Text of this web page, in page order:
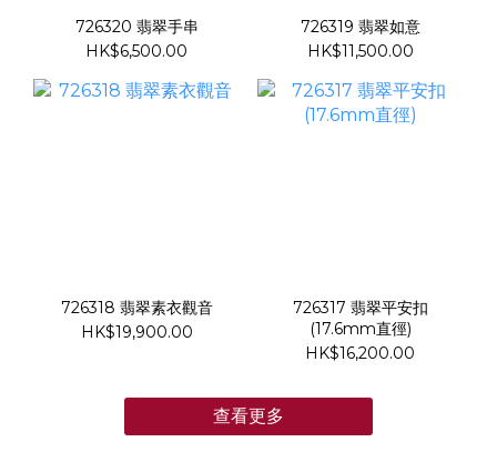
726320 翡翠手串
HK$6,500.00
726319 翡翠如意
HK$11,500.00
726318 翡翠素衣觀音
HK$19,900.00
726317 翡翠平安扣
(17.6mm直徑)
HK$16,200.00
查看更多